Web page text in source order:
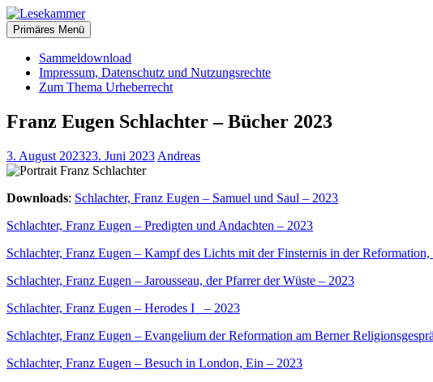
Zum
Inhalt
springen
Lesekammer
christliche Bücher zum kostenlosen Download
Primäres Menü
Sammeldownload
Impressum, Datenschutz und Nutzungsrechte
Zum Thema Urheberrecht
Franz Eugen Schlachter – Bücher 2023
3. August 202323. Juni 2023 Andreas
Downloads: Schlachter, Franz Eugen – Samuel und Saul – 2023
Schlachter, Franz Eugen – Predigten und Andachten – 2023
Schlachter, Franz Eugen – Kampf des Lichts mit der Finsternis in der
Schlachter, Franz Eugen – Jarousseau, der Pfarrer der Wüste – 2023
Schlachter, Franz Eugen – Herodes I_ – 2023
Schlachter, Franz Eugen – Evangelium der Reformation am Berner
Schlachter, Franz Eugen – Besuch in London, Ein – 2023